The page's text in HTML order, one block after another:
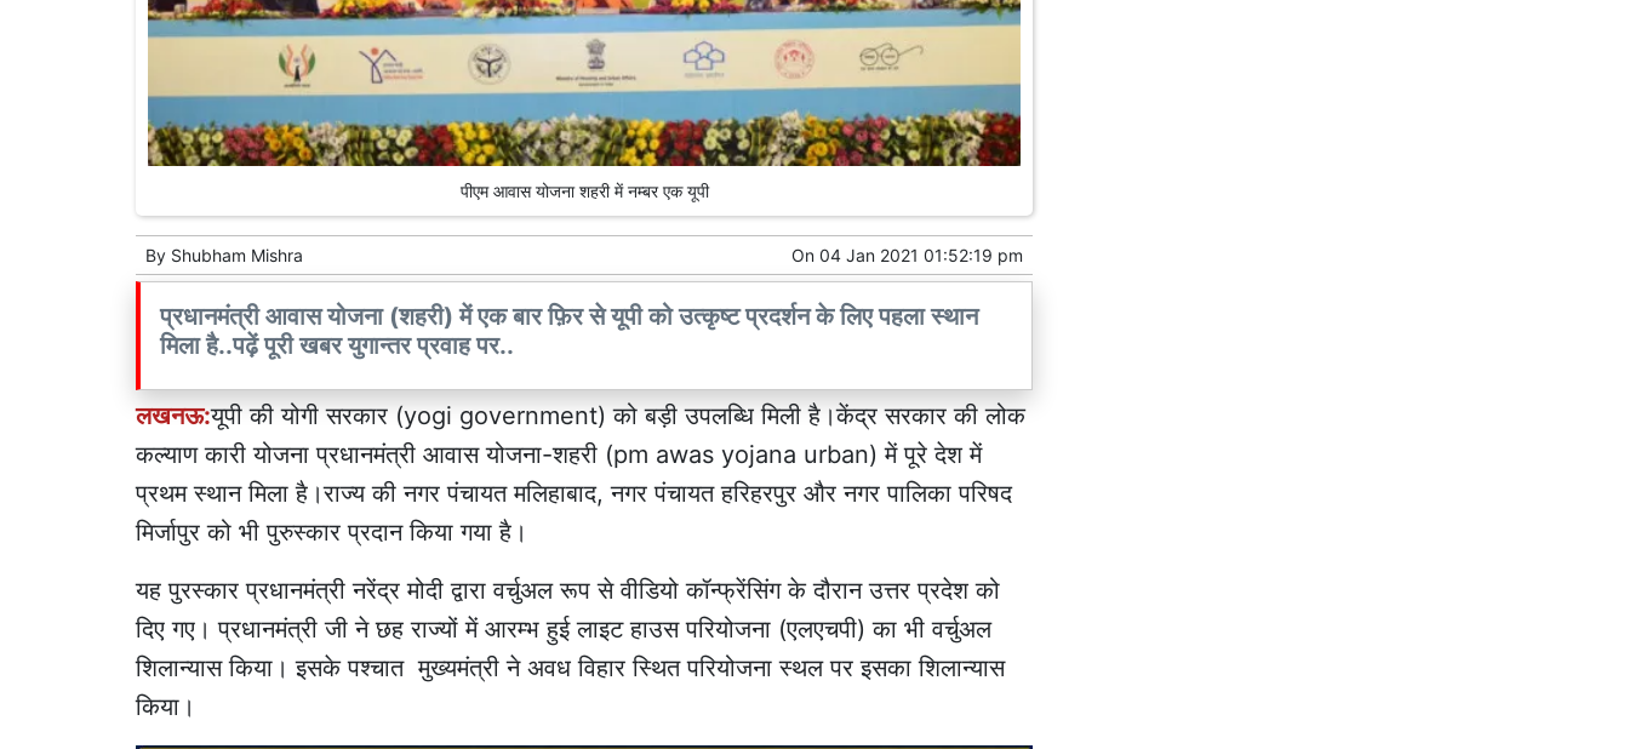
पीएम आवास योजना शहरी में नम्बर एक यूपी
By Shubham Mishra On 04 Jan 2021 01:52:19 pm
प्रधानमंत्री आवास योजना (शहरी) में एक बार फ़िर से यूपी को उत्कृष्ट प्रदर्शन के लिए पहला स्थान
मिला है..पढ़ें पूरी खबर युगान्तर प्रवाह पर..
लखनऊ:यूपी की योगी सरकार (yogi government) को बड़ी उपलब्धि मिली है।केंद्र सरकार की लोक
कल्याण कारी योजना प्रधानमंत्री आवास योजना-शहरी (pm awas yojana urban) में पूरे देश में
प्रथम स्थान मिला है।राज्य की नगर पंचायत मलिहाबाद, नगर पंचायत हरिहरपुर और नगर पालिका परिषद
मिर्जापुर को भी पुरुस्कार प्रदान किया गया है।
यह पुरस्कार प्रधानमंत्री नरेंद्र मोदी द्वारा वर्चुअल रूप से वीडियो कॉन्फ्रेंसिंग के दौरान उत्तर प्रदेश को
दिए गए। प्रधानमंत्री जी ने छह राज्यों में आरम्भ हुई लाइट हाउस परियोजना (एलएचपी) का भी वर्चुअल
शिलान्यास किया। इसके पश्चात मुख्यमंत्री ने अवध विहार स्थित परियोजना स्थल पर इसका शिलान्यास
किया।